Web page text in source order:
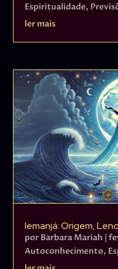
Espiritualidade,
ler mais
Iemanjá: Origem,
por Barbara Mariah |
Autoconhecimento,